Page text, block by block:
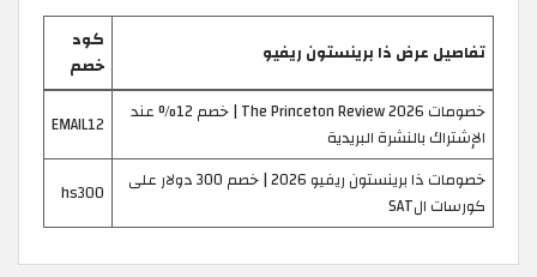
تفاصيل عرض ذا برينستون ريفيو
كود
خصم
خصومات The Princeton Review 2026 | خصم 12% عند
الإشتراك بالنشرة البريدية
EMAIL12
خصومات ذا برينستون ريفيو 2026 | خصم 300 دولار على
كورسات الSAT
hs300